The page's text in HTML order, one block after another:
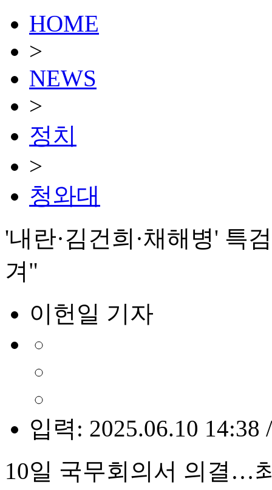
HOME
>
NEWS
>
정치
>
청와대
'내란·김건희·채해병' 특
겨"
이헌일 기자
입력: 2025.06.10 14:38
10일 국무회의서 의결…